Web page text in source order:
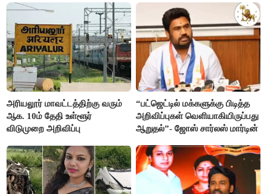
அரியலூர் மாவட்டத்திற்கு வரும்
ஆக. 10ம் தேதி உள்ளூர்
விடுமுறை அறிவிப்பு
“பட்ஜெட்டில் மக்களுக்கு பிடித்த
அறிவிப்புகள் வெளியாகியிருப்பது
ஆறுதல்”- ஜோஸ் சார்லஸ் மார்டின்